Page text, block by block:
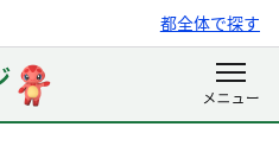
都全体で探す